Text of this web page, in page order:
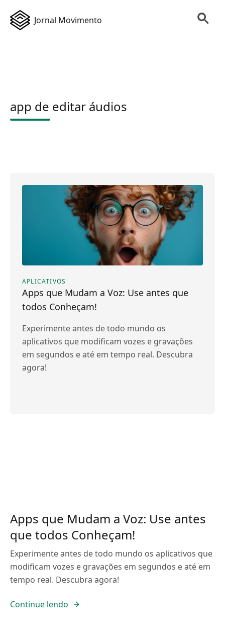
Jornal Movimento
app de editar áudios
APLICATIVOS
Apps que Mudam a Voz: Use antes que
todos Conheçam!
Experimente antes de todo mundo os
aplicativos que modificam vozes e gravações
em segundos e até em tempo real. Descubra
agora!
Apps que Mudam a Voz: Use antes
que todos Conheçam!
Experimente antes de todo mundo os aplicativos que
modificam vozes e gravações em segundos e até em
tempo real. Descubra agora!
Continue lendo